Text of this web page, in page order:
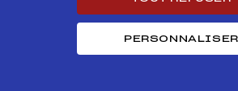
TROPHEE
PERSONNALISER